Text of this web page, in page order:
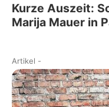
Kurze Auszeit:
Marija Mauer in
Artikel -